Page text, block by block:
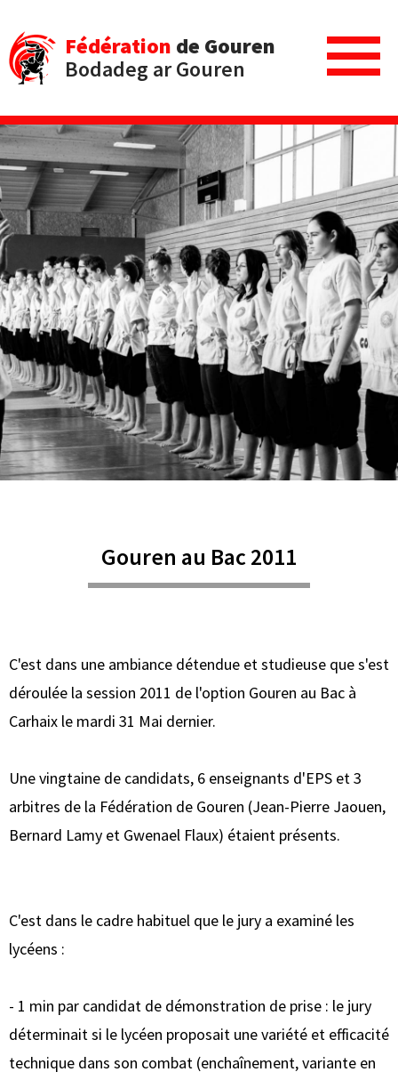
Fédération de Gouren
Bodadeg ar Gouren
Gouren au Bac 2011
C'est dans une ambiance détendue et studieuse que s'est
déroulée la session 2011 de l'option Gouren au Bac à
Carhaix le mardi 31 Mai dernier.
Une vingtaine de candidats, 6 enseignants d'EPS et 3
arbitres de la Fédération de Gouren (Jean-Pierre Jaouen,
Bernard Lamy et Gwenael Flaux) étaient présents.
C'est dans le cadre habituel que le jury a examiné les
lycéens :
- 1 min par candidat de démonstration de prise : le jury
déterminait si le lycéen proposait une variété et efficacité
technique dans son combat (enchaînement, variante en